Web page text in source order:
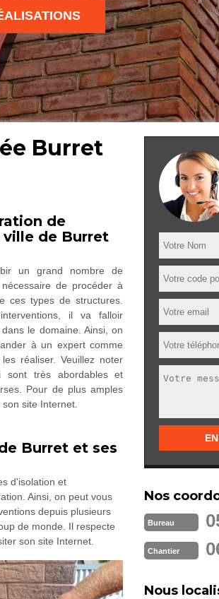
Burret
de
ville de Burret
un grand nombre de
de procéder à
ces types de structures.
il va falloir
le domaine. Ainsi, on
à un expert comme
réaliser. Veuillez noter
sont très abordables et
Pour de plus amples
site Internet.
Burret et ses
d'isolation et
Ainsi, on peut vous
depuis plusieurs
de monde. Il respecte
son site Internet.
Nos
Bureau
Chantier
Nous